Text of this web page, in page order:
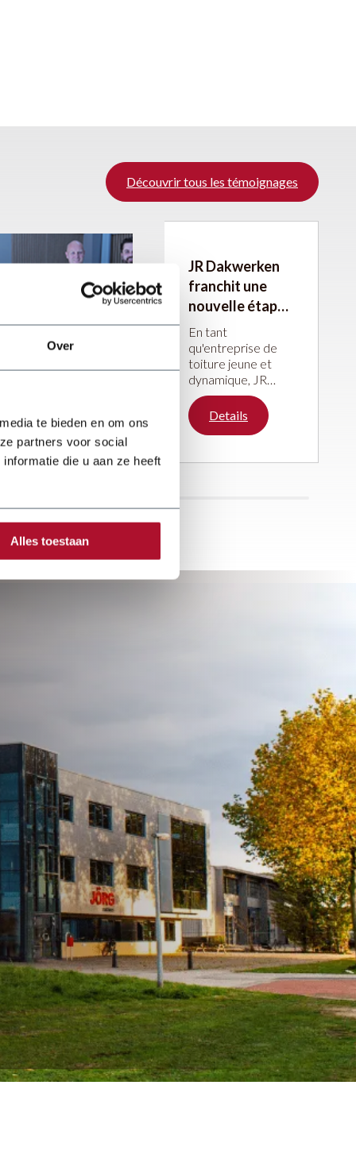
Over
te bieden en om ons
partners voor social
die u aan ze heeft
Alles toestaan
Découvrir tous les témoignages
JR Dakwerken
franchit une
nouvelle étape
avec les
machines JÖRG
En tant
qu'entreprise de
toiture jeune et
dynamique, JR
Dakwerken
travaille d'arrache-
pied depuis cinq
beaucoup de
Details